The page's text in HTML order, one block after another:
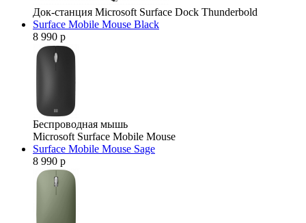
Док-станция Microsoft Surface Dock Thunderbold
Surface Mobile Mouse Black
8 990 р
Беспроводная мышь
Microsoft Surface Mobile Mouse
Surface Mobile Mouse Sage
8 990 р